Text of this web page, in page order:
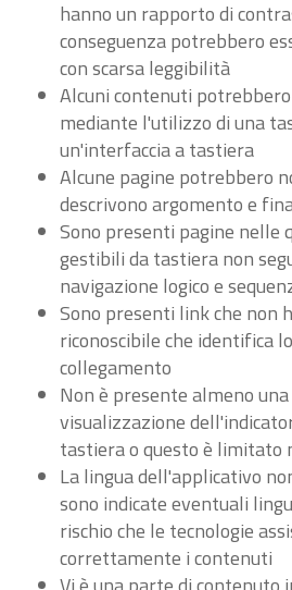
hanno un rapporto di
conseguenza potrebbero
con scarsa leggibilità
Alcuni contenuti
mediante l'utilizzo di una
un'interfaccia a tastiera
Alcune pagine potrebbero
descrivono argomento e
Sono presenti pagine nelle
gestibili da tastiera non
navigazione logico e
Sono presenti link che non
riconoscibile che identifica
collegamento
Non è presente almeno
visualizzazione
tastiera o questo è limitato
La lingua dell'applicativo
sono indicate eventuali
rischio che le tecnologie
correttamente i contenuti